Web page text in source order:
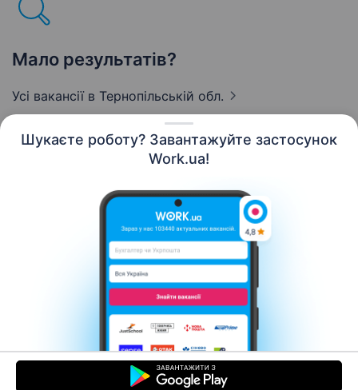
Шукаєте роботу? Завантажуйте застосунок
Work.ua!
Мало результатів?
Усі вакансії в Тернопільській обл.
Контакти Про нас
Кар’єра
Допомога Умови використання